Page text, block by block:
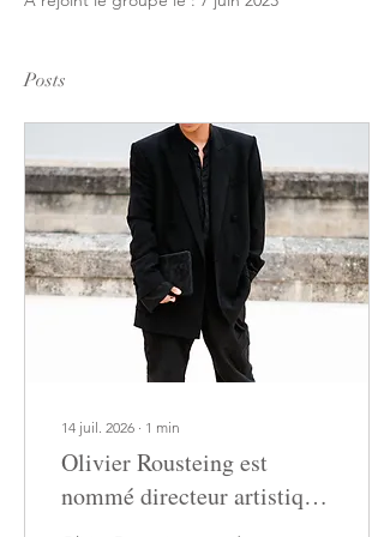
Posts
14 juil. 2026 ∙ 1 min
Olivier Rousteing est
nommé directeur artistique
de Rabanne